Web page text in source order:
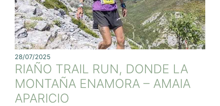
28/07/2025
RIAÑO TRAIL RUN, DONDE LA
MONTAÑA ENAMORA – AMAIA
APARICIO